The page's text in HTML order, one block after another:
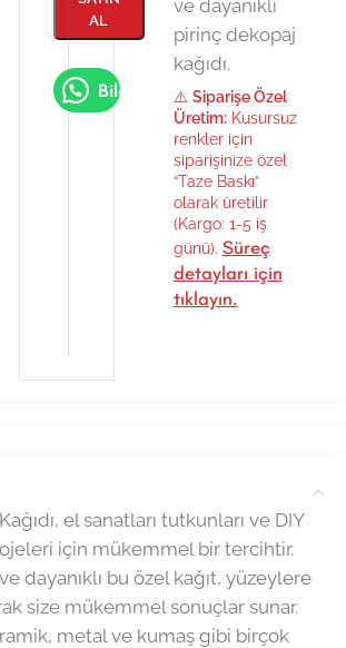
AL
Bilgi Al
ve dayanıklı
pirinç dekopaj
kağıdı.
⚠️ Siparişe Özel
Üretim:Kusursuz
renkler için
siparişinize özel
“Taze Baskı”
olarak üretilir
(Kargo: 1-5 iş
günü). Süreç
detayları için
tıklayın.
el sanatları tutkunları ve DIY
için mükemmel bir tercihtir.
dayanıklı bu özel kağıt, yüzeylere
size mükemmel sonuçlar sunar.
metal ve kumaş gibi birçok